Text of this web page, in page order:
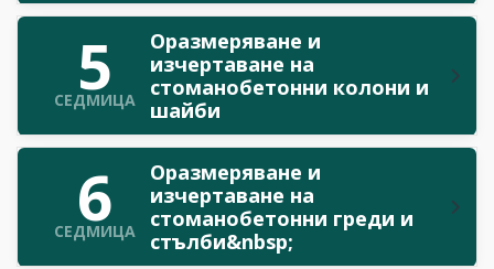
5
СЕДМИЦА
Оразмеряване и
изчертаване на
стоманобетонни колони и
шайби
6
СЕДМИЦА
Оразмеряване и
изчертаване на
стоманобетонни греди и
стълби&nbsp;